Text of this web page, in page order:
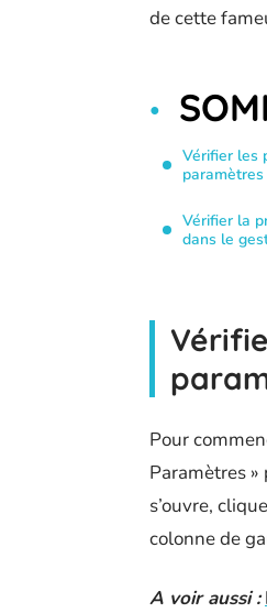
de cette
Vérifier les
Vérifier la
dans le
Pour
Paramètres
s’ouvre,
colonne de
A voir aussi :